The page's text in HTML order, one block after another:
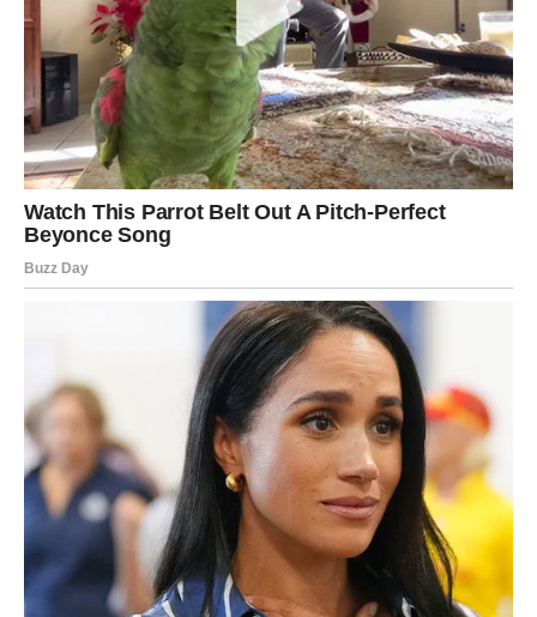
ispravnu odluku. Može biti prekid koji donosi olakšanje ili
priznanje koje vraća nadu.
Razrešenje za Vodoliju znači sloboda bez krivice.
Ribe – Mir u srcu
Ribe su najduže čekale. Sada dolazi trenutak kada osećaš
da znaš istinu bez potrebe za dokazima.
Može biti pomirenje, može biti novi početak, a može biti i
zatvaranje koje donosi suze, ali i mir.
Razrešenje za Ribe znači: srce više ne luta.